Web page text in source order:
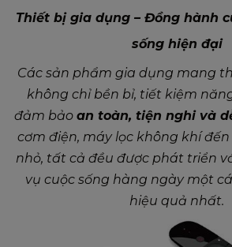
Thiết bị gia dụng – Đồng hành
sống hiện đại
Các sản phẩm gia dụng mang
không chỉ bền bỉ, tiết kiệm
đảm bảo an toàn, tiện nghi và
cơm điện, máy lọc không khí
nhỏ, tất cả đều được phát triển
vụ cuộc sống hàng ngày một
hiệu quả nhất.